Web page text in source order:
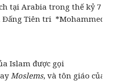
tại Arabia trong thế kỷ 7
Ðấng Tiên tri *Mohammed.
Islam được gọi
Moslems, và tôn giáo của